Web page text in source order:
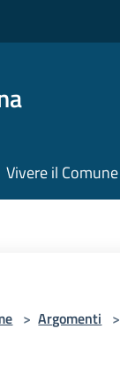
Vivere il Comune
> Argomenti >